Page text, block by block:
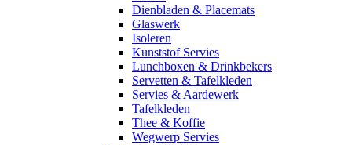
Dienbladen & Placemats
Glaswerk
Isoleren
Kunststof Servies
Lunchboxen & Drinkbekers
Servetten & Tafelkleden
Servies & Aardewerk
Tafelkleden
Thee & Koffie
Wegwerp Servies